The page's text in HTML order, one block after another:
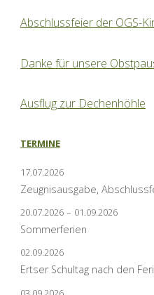
Abschlussfeier der OGS-
Danke für unsere
Ausflug zur Dechenhöhle
TERMINE
17.07.2026
Zeugnisausgabe,
20.07.2026 – 01.09.2026
Sommerferien
02.09.2026
Ertser Schultag nach den